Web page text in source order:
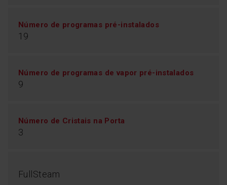
Número de programas pré-instalados
19
Número de programas de vapor pré-instalados
9
Número de Cristais na Porta
3
FullSteam